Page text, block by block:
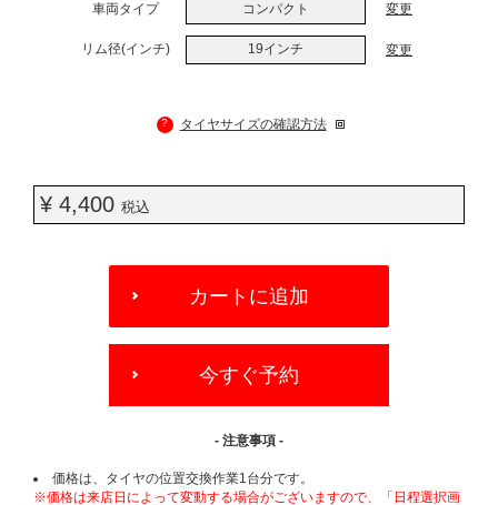
車両タイプ コンパクト 変更
リム径(インチ) 19インチ 変更
? タイヤサイズの確認方法
¥ 4,400 税込
OPTIONS
カートに追加
今すぐ予約
- 注意事項 -
価格は、タイヤの位置交換作業1台分です。
※価格は来店日によって変動する場合がございますので、「日程選択画